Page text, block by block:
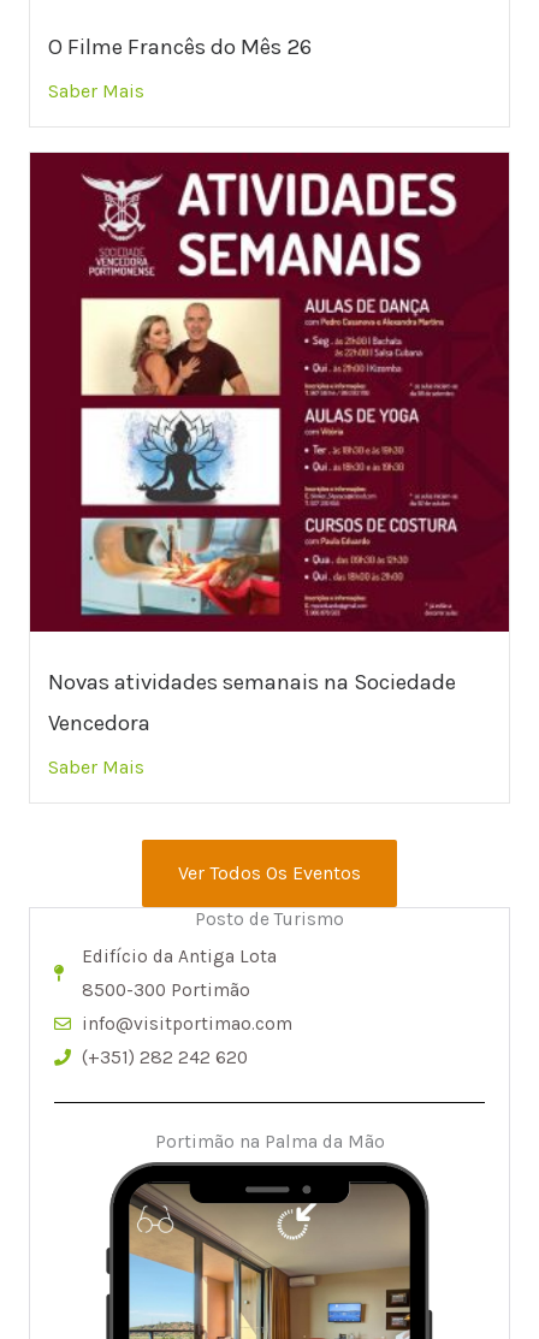
O Filme Francês do Mês 26
Saber Mais
Novas atividades semanais na Sociedade
Vencedora
Saber Mais
Ver Todos Os Eventos
Posto de Turismo
Edifício da Antiga Lota
8500-300 Portimão
info@visitportimao.com
(+351) 282 242 620
Portimão na Palma da Mão